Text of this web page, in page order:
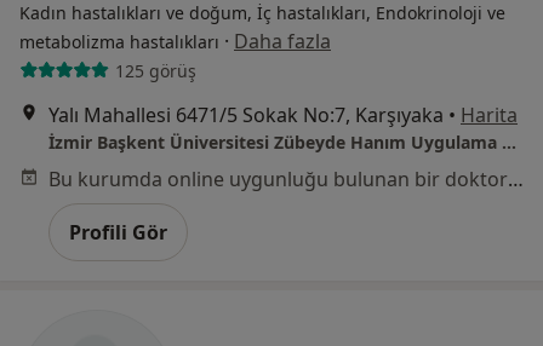
Kadın hastalıkları ve doğum, İç hastalıkları, Endokrinoloji ve
metabolizma hastalıkları · Daha fazla
125 görüş
Yalı Mahallesi 6471/5 Sokak No:7, Karşıyaka • Harita
İzmir Başkent Üniversitesi Zübeyde Hanım Uygulama Ve Araştırma Merkezi
Bu kurumda online uygunluğu bulunan bir doktor veya uzman bulunamadı
Profili Gör